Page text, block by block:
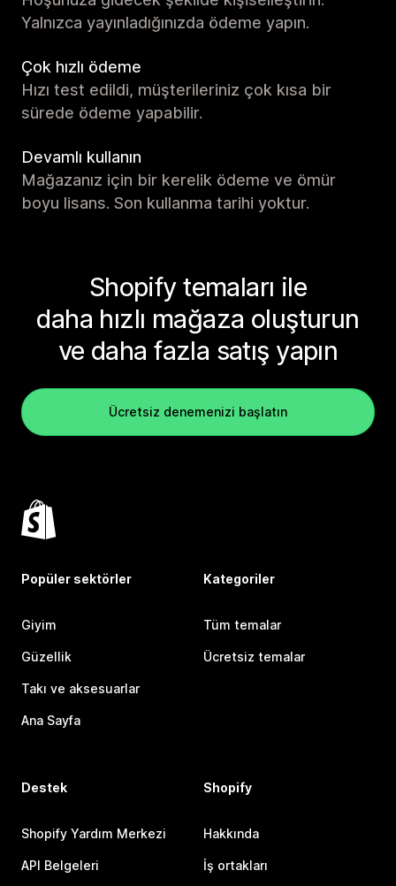
Yalnızca yayınladığınızda ödeme yapın.
Çok hızlı ödeme
Hızı test edildi, müşterileriniz çok kısa bir
sürede ödeme yapabilir.
Devamlı kullanın
Mağazanız için bir kerelik ödeme ve ömür
boyu lisans. Son kullanma tarihi yoktur.
Shopify temaları ile
daha hızlı mağaza oluşturun
ve daha fazla satış yapın
Ücretsiz denemenizi başlatın
Popüler sektörler
Giyim
Güzellik
Takı ve aksesuarlar
Ana Sayfa
Kategoriler
Tüm temalar
Ücretsiz temalar
Destek
Shopify Yardım Merkezi
API Belgeleri
Shopify
Hakkında
İş ortakları